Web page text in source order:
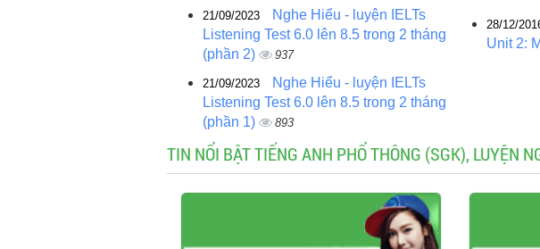
21/09/2023
Nghe Hiểu - luyện IELTs
Listening Test 6.0 lên 8.5 trong 2 tháng
(phần 2)
937
21/09/2023
Nghe Hiểu - luyện IELTs
Listening Test 6.0 lên 8.5 trong 2 tháng
(phần 1)
893
28/12/
Unit 2:
TIN NỔI BẬT TIẾNG ANH PHỔ THÔNG (SGK), LUYỆN